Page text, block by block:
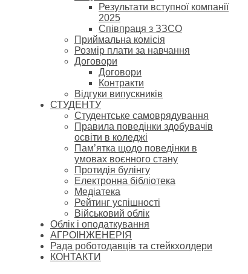
Результати вступної компанії
2025
Співпраця з ЗЗСО
Приймальна комісія
Розмір плати за навчання
Договори
Договори
Контракти
Відгуки випускників
СТУДЕНТУ
Cтудентське самоврядування
Правила поведінки здобувачів
освіти в коледжі
Пам’ятка щодо поведінки в
умовах воєнного стану
Протидія булінгу
Електронна бібліотека
Медіатека
Рейтинг успішності
Військовий облік
Облік і оподаткування
АГРОІНЖЕНЕРІЯ
Рада роботодавців та стейкхолдери
КОНТАКТИ